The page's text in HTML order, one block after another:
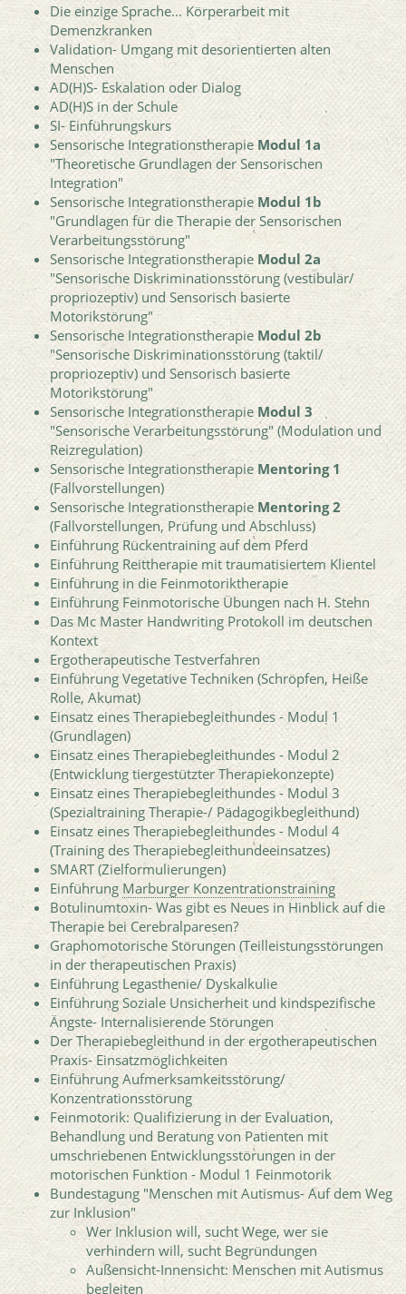
Die einzige Sprache... Körperarbeit mit
Demenzkranken
Validation- Umgang mit desorientierten alten
Menschen
AD(H)S- Eskalation oder Dialog
AD(H)S in der Schule
SI- Einführungskurs
Sensorische Integrationstherapie Modul 1a
"Theoretische Grundlagen der Sensorischen
Integration"
Sensorische IntegrationstherapieModul 1b
"Grundlagen für die Therapie der Sensorischen
Verarbeitungsstörung"
Sensorische Integrationstherapie Modul 2a
"Sensorische Diskriminationsstörung (vestibulär/
propriozeptiv) und Sensorisch basierte
Motorikstörung"
Sensorische Integrationstherapie Modul 2b
"Sensorische Diskriminationsstörung (taktil/
propriozeptiv) und Sensorisch basierte
Motorikstörung"
Sensorische Integrationstherapie Modul 3
"Sensorische Verarbeitungsstörung" (Modulation und
Reizregulation)
Sensorische IntegrationstherapieMentoring 1
(Fallvorstellungen)
Sensorische IntegrationstherapieMentoring 2
(Fallvorstellungen, Prüfung und Abschluss)
Einführung Rückentraining auf dem Pferd
Einführung Reittherapie mit traumatisiertem Klientel
Einführung in die Feinmotoriktherapie
Einführung Feinmotorische Übungen nach H. Stehn
Das Mc Master Handwriting Protokoll im deutschen
Kontext
Ergotherapeutische Testverfahren
Einführung Vegetative Techniken (Schröpfen, Heiße
Rolle, Akumat)
Einsatz eines Therapiebegleithundes - Modul 1
(Grundlagen)
Einsatz eines Therapiebegleithundes - Modul 2
(Entwicklung tiergestützter Therapiekonzepte)
Einsatz eines Therapiebegleithundes - Modul 3
(Spezialtraining Therapie-/ Pädagogikbegleithund)
Einsatz eines Therapiebegleithundes - Modul 4
(Training des Therapiebegleithundeeinsatzes)
SMART (Zielformulierungen)
Einführung Marburger Konzentrationstraining
Botulinumtoxin- Was gibt es Neues in Hinblick auf die
Therapie bei Cerebralparesen?
Graphomotorische Störungen (Teilleistungsstörungen
in der therapeutischen Praxis)
Einführung Legasthenie/ Dyskalkulie
Einführung Soziale Unsicherheit und kindspezifische
Ängste- Internalisierende Störungen
Der Therapiebegleithund in der ergotherapeutischen
Praxis- Einsatzmöglichkeiten
Einführung Aufmerksamkeitsstörung/
Konzentrationsstörung
Feinmotorik: Qualifizierung in der Evaluation,
Behandlung und Beratung von Patienten mit
umschriebenen Entwicklungsstörungen in der
motorischen Funktion - Modul 1 Feinmotorik
Bundestagung "Menschen mit Autismus- Auf dem Weg
zur Inklusion"
Wer Inklusion will, sucht Wege, wer sie
verhindern will, sucht Begründungen
Außensicht-Innensicht: Menschen mit Autismus
begleiten